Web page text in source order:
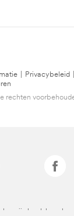
Privacybeleid
rechten
zijn handelsmerken